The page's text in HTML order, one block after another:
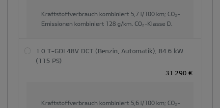
Kraftstoffverbrauch kombiniert 5,7 l/100 km; CO₂-
Emissionen kombiniert 128 g/km. CO₂-Klasse D.
1.0 T-GDI 48V DCT (Benzin, Automatik); 84.6 kW
(115 PS)
31.290 €
Kraftstoffverbrauch kombiniert 5,6 l/100 km; CO₂-